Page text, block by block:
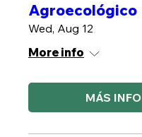
Agroecológico
Wed, Aug 12
More info
MÁS INFO